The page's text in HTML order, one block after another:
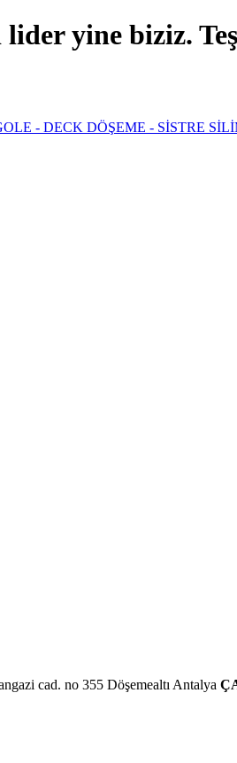
yine biziz.
cad. no 355 Döşemealtı Antalya